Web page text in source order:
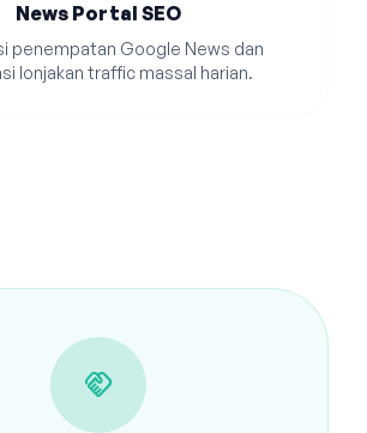
News Portal SEO
penempatan Google News dan
lonjakan traffic massal harian.
handshake